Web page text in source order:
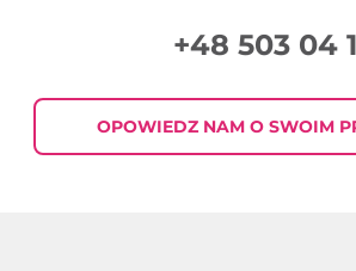
Podsumowanie
Marketingu 2026-07-
+48 503 04
OPOWIEDZ NAM O SWOIM